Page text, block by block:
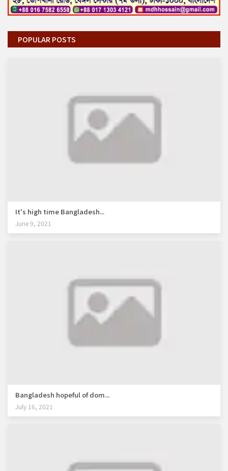
POPULAR POSTS
It's high time Bangladesh...
June 9, 2021
Bangladesh hopeful of dom...
July 16, 2021